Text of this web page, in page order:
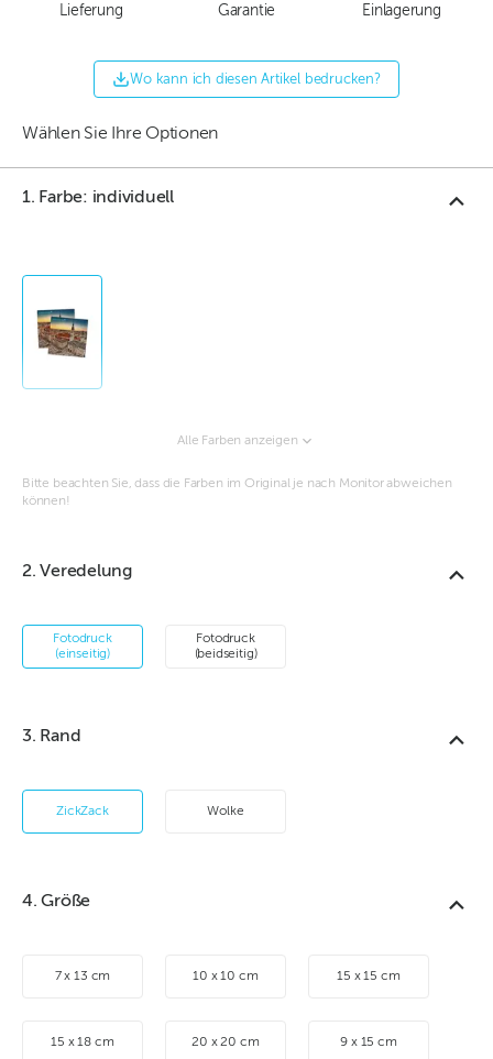
Lieferung
Garantie
Einlagerung
Wo kann ich diesen Artikel bedrucken?
Wählen Sie Ihre Optionen
1. Farbe: individuell
Alle Farben anzeigen
Bitte beachten Sie, dass die Farben im Original je nach Monitor abweichen
können!
2. Veredelung
Fotodruck
(einseitig)
Fotodruck
(beidseitig)
3. Rand
ZickZack Wolke
4. Größe
7 x 13 cm 10 x 10 cm 15 x 15 cm
15 x 18 cm 20 x 20 cm 9 x 15 cm